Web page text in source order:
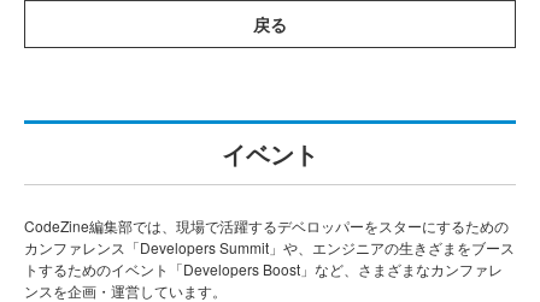
戻る
イベント
CodeZine編集部では、現場で活躍するデベロッパーをスターにするための
カンファレンス「Developers Summit」や、エンジニアの生きざまをブース
トするためのイベント「Developers Boost」など、さまざまなカンファレ
ンスを企画・運営しています。